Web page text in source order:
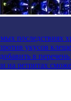
последствиях
укусов
в
ретритах